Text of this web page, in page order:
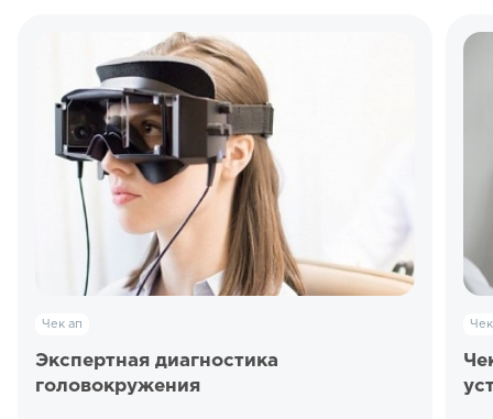
Чек ап
Экспертная диагностика
головокружения